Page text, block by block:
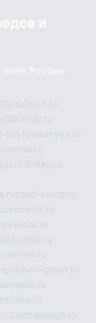
и
России
2rich.ru
a380club.ru
jun.ruadonyev.ru
day.ru
card-voice.ru
zebra-tlt.ru
shop.ru
x-ton.ru
lyubov-i-grom.ru
tutmassage.ru